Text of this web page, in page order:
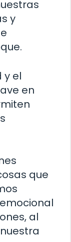
y
y el
en
que
al